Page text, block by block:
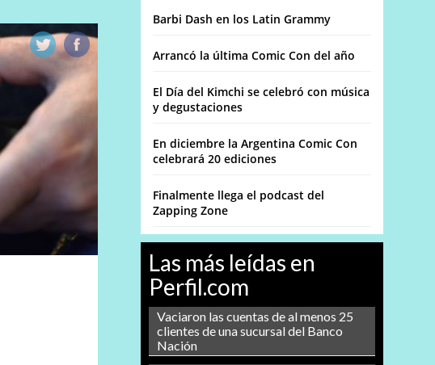
Barbi Dash en los Latin Grammy
Arrancó la última Comic Con del año
El Día del Kimchi se celebró con música
y degustaciones
En diciembre la Argentina Comic Con
celebrará 20 ediciones
Finalmente llega el podcast del
Zapping Zone
Las más leídas en
Perfil.com
Vaciaron las cuentas de al menos 25
clientes de una sucursal del Banco
Nación